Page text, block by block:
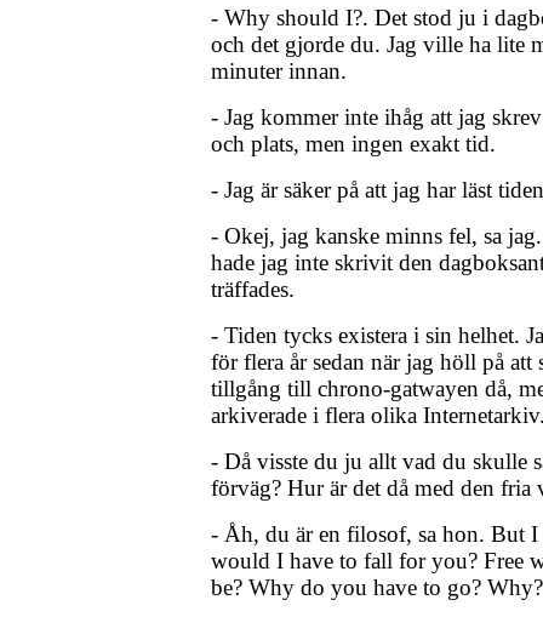
- Why should I?. Det stod ju i
och det gjorde du. Jag ville ha lite
minuter innan.
- Jag kommer inte ihåg att jag
och plats, men ingen exakt tid.
- Jag är säker på att jag har läst
- Okej, jag kanske minns fel, sa
hade jag inte skrivit den
träffades.
- Tiden tycks existera i sin helhet.
för flera år sedan när jag höll på att
tillgång till chrono-gatwayen då,
arkiverade i flera olika
- Då visste du ju allt vad du skulle
förväg? Hur är det då med den fria
- Åh, du är en filosof, sa hon. But
would I have to fall for you? Free
be? Why do you have to go? Why?